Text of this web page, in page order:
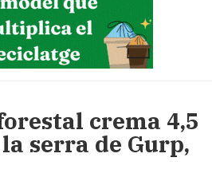
crema 4,5
serra de Gurp,